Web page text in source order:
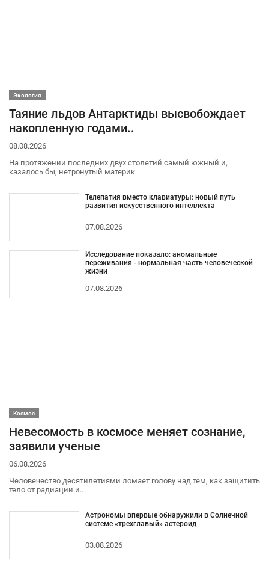
Экология
Таяние льдов Антарктиды высвобождает
накопленную годами..
08.08.2026
На протяжении последних двух столетий самый южный и,
казалось бы, нетронутый материк..
Телепатия вместо клавиатуры: новый путь
развития искусственного интеллекта
07.08.2026
Исследование показало: аномальные
переживания - нормальная часть человеческой
жизни
07.08.2026
Космос
Невесомость в космосе меняет сознание,
заявили ученые
06.08.2026
Человечество десятилетиями ломает голову над тем, как защитить
тело от радиации и..
Астрономы впервые обнаружили в Солнечной
системе «трехглавый» астероид
03.08.2026